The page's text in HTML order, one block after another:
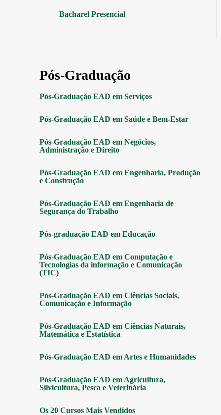
Bacharel Presencial
Pós-Graduação
Pós-Graduação EAD em Serviços
Pós-Graduação EAD em Saúde e Bem-Estar
Pós-Graduação EAD em Negócios,
Administração e Direito
Pós-Graduação EAD em Engenharia, Produção
e Construção
Pós-Graduação EAD em Engenharia de
Segurança do Trabalho
Pós-graduação EAD em Educação
Pós-Graduação EAD em Computação e
Tecnologias da informação e Comunicação
(TIC)
Pós-Graduação EAD em Ciências Sociais,
Comunicação e Informação
Pós-Graduação EAD em Ciências Naturais,
Matemática e Estatística
Pós-Graduação EAD em Artes e Humanidades
Pós-Graduação EAD em Agricultura,
Silvicultura, Pesca e Veterinária
Os 20 Cursos Mais Vendidos